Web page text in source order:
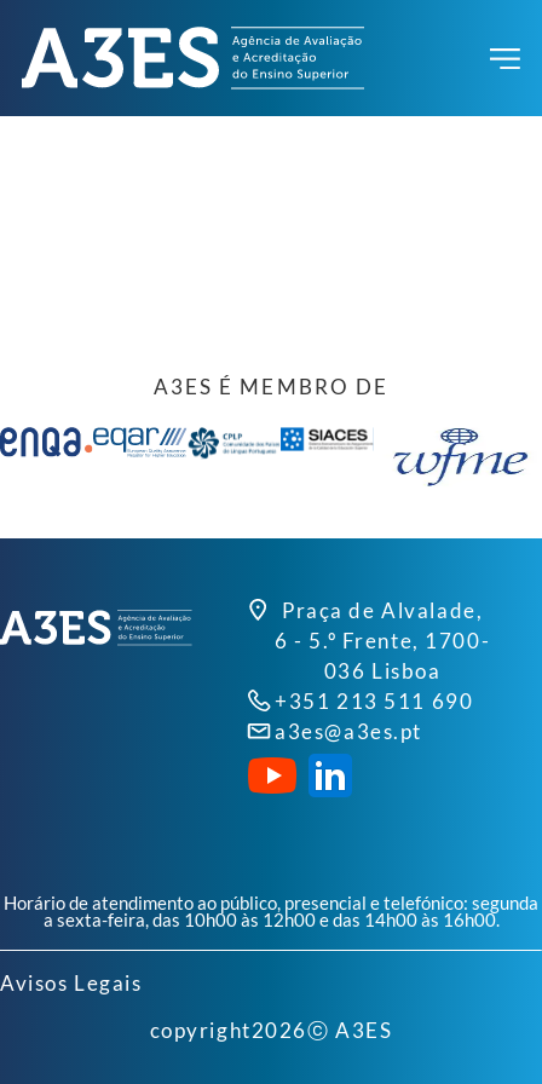
A3ES É MEMBRO DE
Praça de Alvalade,
6 - 5.º Frente, 1700-
036 Lisboa
+351 213 511 690
a3es@a3es.pt
Horário de atendimento ao público, presencial e telefónico: segunda
a sexta-feira, das 10h00 às 12h00 e das 14h00 às 16h00.
Avisos Legais
copyright2026ⓒ A3ES